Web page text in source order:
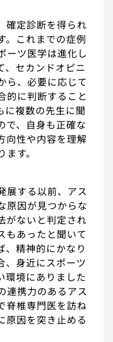
確定診断を得られ
。これまでの症例
ーツ医学は進化し
、セカンドオピニ
ら、必要に応じて
的に判断すること
に複数の先生に聞
で、自身も正確な
向性や内容を理解
す。
展する以前、アス
原因が見つからな
がないと判定され
もあったと聞いて
、精神的にかなり
、身近にスポーツ
環境にありました
連携力のあるアス
脊椎専門医を訪ね
原因を突き止める